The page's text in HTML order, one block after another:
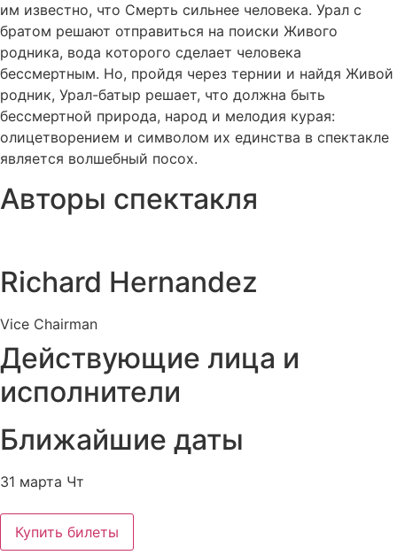
им известно, что Смерть сильнее человека. Урал с
братом решают отправиться на поиски Живого
родника, вода которого сделает человека
бессмертным. Но, пройдя через тернии и найдя Живой
родник, Урал-батыр решает, что должна быть
бессмертной природа, народ и мелодия курая:
олицетворением и символом их единства в спектакле
является волшебный посох.
Авторы спектакля
Richard Hernandez
Vice Chairman
Действующие лица и
исполнители
Ближайшие даты
31 марта Чт
Купить билеты